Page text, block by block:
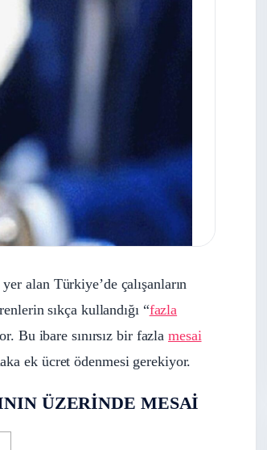
alan Türkiye’de çalışanların
sıkça kullandığı “fazla
Bu ibare sınırsız bir fazlamesai
ek ücret ödenmesi gerekiyor.
ÜZERİNDE MESAİ